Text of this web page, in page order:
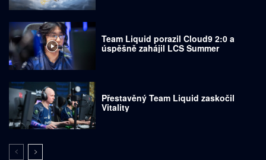
Team Liquid porazil Cloud9 2:0 a
úspěšně zahájil LCS Summer
Přestavěný Team Liquid zaskočil
Vitality